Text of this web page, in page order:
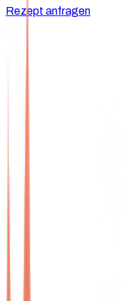
Rezept anfragen